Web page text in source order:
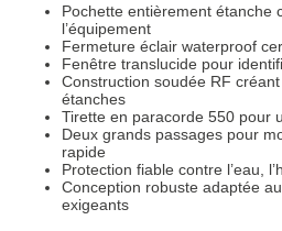
Pochette entièrement étanche
l’équipement
Fermeture éclair waterproof
Fenêtre translucide pour
Construction soudée RF
étanches
Tirette en paracorde 550 pour
Deux grands passages pour
rapide
Protection fiable contre l’eau,
Conception robuste adaptée
exigeants